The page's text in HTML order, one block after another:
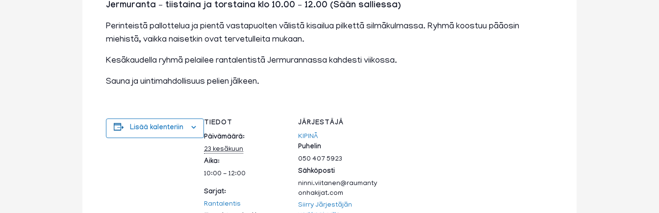
Jermuranta – tiistaina ja torstaina klo 10.00 – 12.00 (Sään salliessa)
Perinteistä pallottelua ja pientä vastapuolten välistä kisailua pilkettä silmäkulmassa. Ryhmä koostuu pääosin
miehistä, vaikka naisetkin ovat tervetulleita mukaan.
Kesäkaudella ryhmä pelailee rantalentistä Jermurannassa kahdesti viikossa.
Sauna ja uintimahdollisuus pelien jälkeen.
Lisää kalenteriin
TIEDOT
Päivämäärä:
23 kesäkuun
Aika:
10:00 - 12:00
Sarjat:
Rantalentis
JÄRJESTÄJÄ
KIPINÄ
Puhelin
050 407 5923
Sähköposti
ninni.viitanen@raumanty
onhakijat.com
Siirry Järjestäjän